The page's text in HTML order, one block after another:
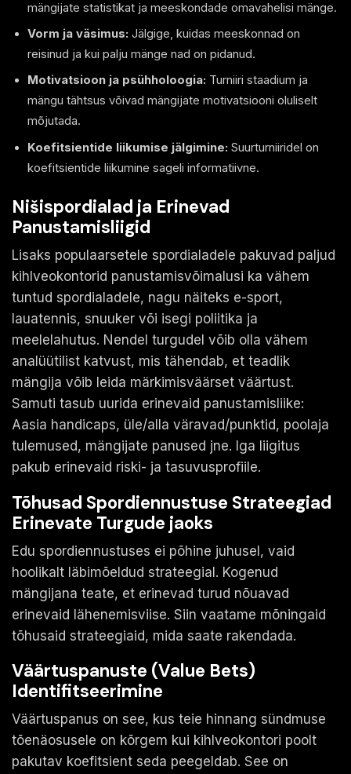
mängijate statistikat ja meeskondade omavahelisi mänge.
Vorm ja väsimus: Jälgige, kuidas meeskonnad on
reisinud ja kui palju mänge nad on pidanud.
Motivatsioon ja psühholoogia: Turniiri staadium ja
mängu tähtsus võivad mängijate motivatsiooni oluliselt
mõjutada.
Koefitsientide liikumise jälgimine: Suurturniiridel on
koefitsientide liikumine sageli informatiivne.
Nišispordialad ja Erinevad
Panustamisliigid
Lisaks populaarsetele spordialadele pakuvad paljud
kihlveokontorid panustamisvõimalusi ka vähem
tuntud spordialadele, nagu näiteks e-sport,
lauatennis, snuuker või isegi poliitika ja
meelelahutus. Nendel turgudel võib olla vähem
analüütilist katvust, mis tähendab, et teadlik
mängija võib leida märkimisväärset väärtust.
Samuti tasub uurida erinevaid panustamisliike:
Aasia handicaps, üle/alla väravad/punktid, poolaja
tulemused, mängijate panused jne. Iga liigitus
pakub erinevaid riski- ja tasuvusprofiile.
Tõhusad Spordiennustuse Strateegiad
Erinevate Turgude jaoks
Edu spordiennustuses ei põhine juhusel, vaid
hoolikalt läbimõeldud strateegial. Kogenud
mängijana teate, et erinevad turud nõuavad
erinevaid lähenemisviise. Siin vaatame mõningaid
tõhusaid strateegiaid, mida saate rakendada.
Väärtuspanuste (Value Bets)
Identifitseerimine
Väärtuspanus on see, kus teie hinnang sündmuse
tõenäosusele on kõrgem kui kihlveokontori poolt
pakutav koefitsient seda peegeldab. See on